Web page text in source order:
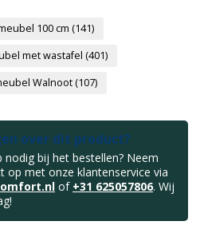
100 cm (141)
met wastafel (401)
Walnoot(107)
over dit product?
nodig bij het bestellen? Neem
op met onze klantenservice via
of +31 625057806. Wij